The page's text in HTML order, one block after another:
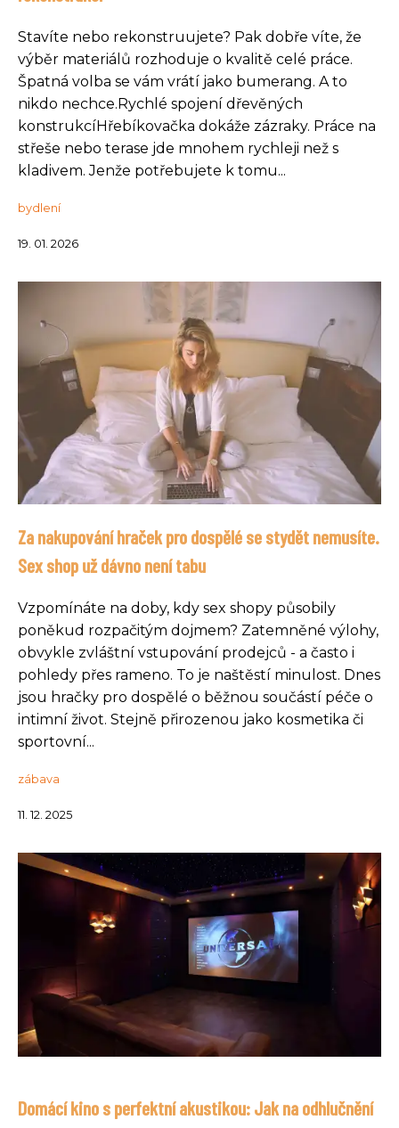
Stavíte nebo rekonstruujete? Pak dobře víte, že
výběr materiálů rozhoduje o kvalitě celé práce.
Špatná volba se vám vrátí jako bumerang. A to
nikdo nechce.Rychlé spojení dřevěných
konstrukcíHřebíkovačka dokáže zázraky. Práce na
střeše nebo terase jde mnohem rychleji než s
kladivem. Jenže potřebujete k tomu...
bydlení
19. 01. 2026
Za nakupování hraček pro dospělé se stydět nemusíte.
Sex shop už dávno není tabu
Vzpomínáte na doby, kdy sex shopy působily
poněkud rozpačitým dojmem? Zatemněné výlohy,
obvykle zvláštní vstupování prodejců - a často i
pohledy přes rameno. To je naštěstí minulost. Dnes
jsou hračky pro dospělé o běžnou součástí péče o
intimní život. Stejně přirozenou jako kosmetika či
sportovní...
zábava
11. 12. 2025
Domácí kino s perfektní akustikou: Jak na odhlučnění